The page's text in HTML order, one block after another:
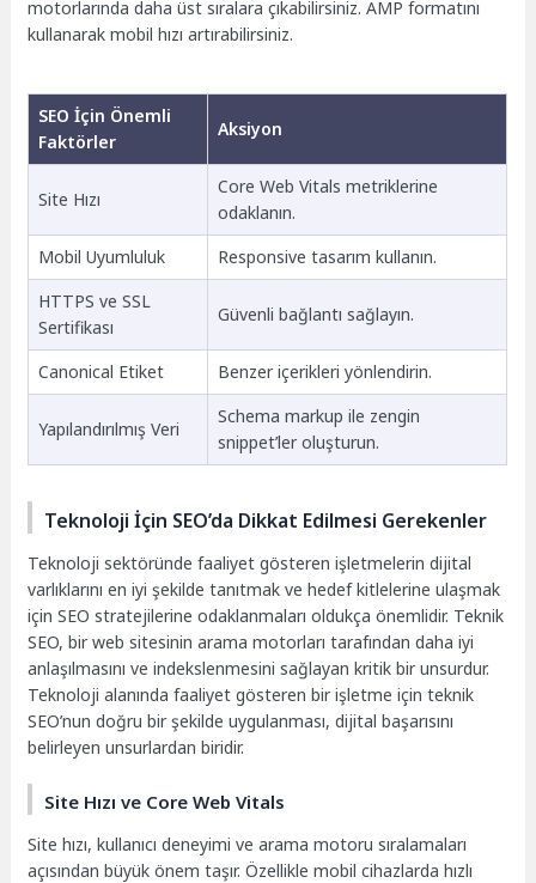
motorlarında daha üst sıralara çıkabilirsiniz. AMP formatını
kullanarak mobil hızı artırabilirsiniz.
SEO İçin Önemli
Faktörler
Aksiyon
Site Hızı
Core Web Vitals metriklerine
odaklanın.
Mobil Uyumluluk
Responsive tasarım kullanın.
HTTPS ve SSL
Sertifikası
Güvenli bağlantı sağlayın.
Canonical Etiket Benzer içerikleri yönlendirin.
Yapılandırılmış Veri
Schema markup ile zengin
snippet’ler oluşturun.
Teknoloji İçin SEO’da Dikkat Edilmesi Gerekenler
Teknoloji sektöründe faaliyet gösteren işletmelerin dijital
varlıklarını en iyi şekilde tanıtmak ve hedef kitlelerine ulaşmak
için SEO stratejilerine odaklanmaları oldukça önemlidir. Teknik
SEO, bir web sitesinin arama motorları tarafından daha iyi
anlaşılmasını ve indekslenmesini sağlayan kritik bir unsurdur.
Teknoloji alanında faaliyet gösteren bir işletme için teknik
SEO’nun doğru bir şekilde uygulanması, dijital başarısını
belirleyen unsurlardan biridir.
Site Hızı ve Core Web Vitals
Site hızı, kullanıcı deneyimi ve arama motoru sıralamaları
açısından büyük önem taşır. Özellikle mobil cihazlarda hızlı